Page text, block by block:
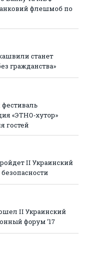
флешмоб по
станет
гражданства»
«ЭТНО-хутор»
гостей
II Украинский
II Украинский
форум ’17